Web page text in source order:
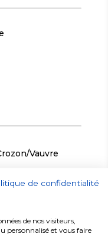
Vauvre
de confidentialité
de nos visiteurs,
personnalisé et vous faire